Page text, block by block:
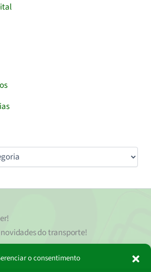
o consentimento
do transporte!